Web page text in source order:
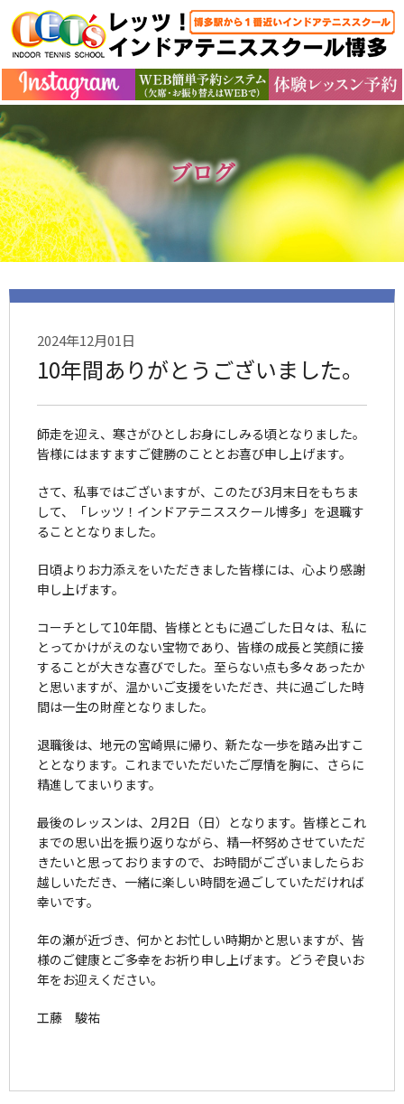
ブログ
2024年12月01日
10年間ありがとうございました。
師走を迎え、寒さがひとしお身にしみる頃となりました。
皆様にはますますご健勝のこととお喜び申し上げます。
さて、私事ではございますが、このたび3月末日をもちま
して、「レッツ！インドアテニススクール博多」を退職す
ることとなりました。
日頃よりお力添えをいただきました皆様には、心より感謝
申し上げます。
コーチとして10年間、皆様とともに過ごした日々は、私に
とってかけがえのない宝物であり、皆様の成長と笑顔に接
することが大きな喜びでした。至らない点も多々あったか
と思いますが、温かいご支援をいただき、共に過ごした時
間は一生の財産となりました。
退職後は、地元の宮崎県に帰り、新たな一歩を踏み出すこ
ととなります。これまでいただいたご厚情を胸に、さらに
精進してまいります。
最後のレッスンは、2月2日（日）となります。皆様とこれ
までの思い出を振り返りながら、精一杯努めさせていただ
きたいと思っておりますので、お時間がございましたらお
越しいただき、一緒に楽しい時間を過ごしていただければ
幸いです。
年の瀬が近づき、何かとお忙しい時期かと思いますが、皆
様のご健康とご多幸をお祈り申し上げます。どうぞ良いお
年をお迎えください。
工藤 駿祐